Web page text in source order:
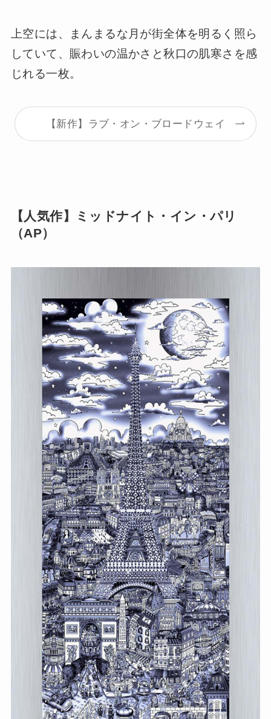
上空には、まんまるな月が街全体を明るく照ら
していて、賑わいの温かさと秋口の肌寒さを感
じれる一枚。
【新作】ラブ・オン・ブロードウェイ
【人気作】ミッドナイト・イン・パリ
（AP）